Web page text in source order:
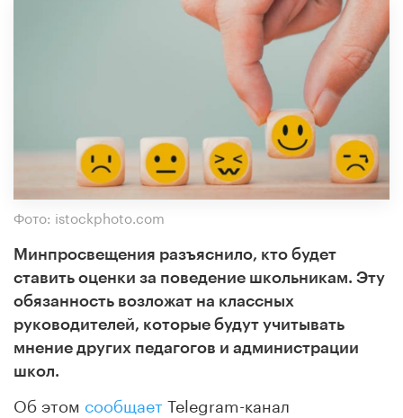
Фото: istockphoto.com
Минпросвещения разъяснило, кто будет
ставить оценки за поведение школьникам. Эту
обязанность возложат на классных
руководителей, которые будут учитывать
мнение других педагогов и администрации
школ.
Об этом сообщаетTelegram-канал